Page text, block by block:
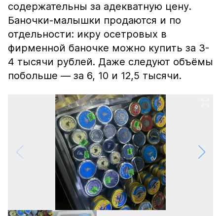
содержательны за адекватную цену.
Баночки-малышки продаются и по
отдельности: икру осетровых в
фирменной баночке можно купить за 3-
4 тысячи рублей. Даже следуют объёмы
побольше — за 6, 10 и 12,5 тысячи.